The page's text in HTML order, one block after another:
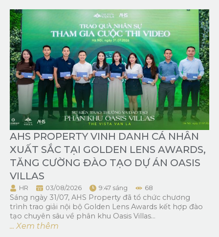
AHS PROPERTY VINH DANH CÁ NHÂN
XUẤT SẮC TẠI GOLDEN LENS AWARDS,
TĂNG CƯỜNG ĐÀO TẠO DỰ ÁN OASIS
VILLAS
HR 03/08/2026 9:47 sáng 68
Sáng ngày 31/07, AHS Property đã tổ chức chương
trình trao giải nội bộ Golden Lens Awards kết hợp đào
tạo chuyên sâu về phân khu Oasis Villas...
... Xem thêm